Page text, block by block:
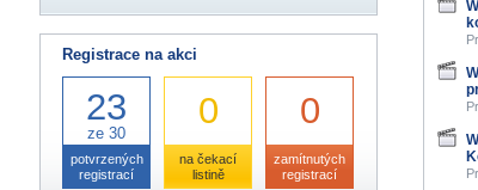
Registrace na akci
23
ze 30
potvrzených
registrací
0
na čekací
listině
0
zamítnutých
registrací